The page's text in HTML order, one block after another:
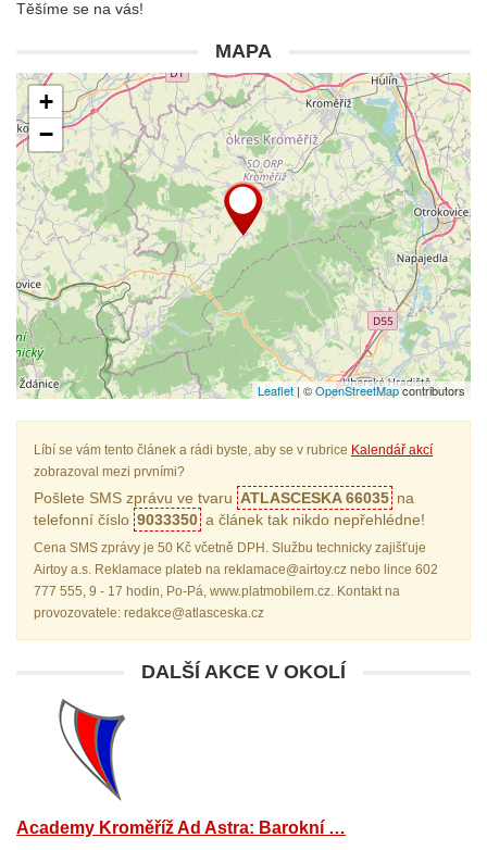
Těšíme se na vás!
MAPA
+
−
Leaflet | ©OpenStreetMapcontributors
Líbí se vám tento článek a rádi byste, aby se v rubrice Kalendář akcí
zobrazoval mezi prvními?
Pošlete SMS zprávu ve tvaru ATLASCESKA 66035 na
telefonní číslo 9033350 a článek tak nikdo nepřehlédne!
Cena SMS zprávy je 50 Kč včetně DPH. Službu technicky zajišťuje
Airtoy a.s. Reklamace plateb na reklamace@airtoy.cz nebo lince 602
777 555, 9 - 17 hodin, Po-Pá, www.platmobilem.cz. Kontakt na
provozovatele: redakce@atlasceska.cz
DALŠÍ AKCE V OKOLÍ
Academy Kroměříž Ad Astra: Barokní …